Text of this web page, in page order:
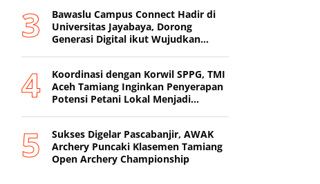
Bawaslu Campus Connect Hadir di
Universitas Jayabaya, Dorong
Generasi Digital ikut Wujudkan
Koordinasi dengan Korwil SPPG, TMI
Aceh Tamiang Inginkan Penyerapan
Potensi Petani Lokal Menjadi
Sukses Digelar Pascabanjir, AWAK
Archery Puncaki Klasemen Tamiang
Open Archery Championship